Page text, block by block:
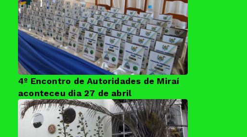
4º Encontro de Autoridades de Miraí
aconteceu dia 27 de abril